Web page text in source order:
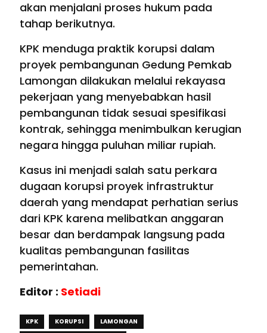
akan menjalani proses hukum pada
tahap berikutnya.
KPK menduga praktik korupsi dalam
proyek pembangunan Gedung Pemkab
Lamongan dilakukan melalui rekayasa
pekerjaan yang menyebabkan hasil
pembangunan tidak sesuai spesifikasi
kontrak, sehingga menimbulkan kerugian
negara hingga puluhan miliar rupiah.
Kasus ini menjadi salah satu perkara
dugaan korupsi proyek infrastruktur
daerah yang mendapat perhatian serius
dari KPK karena melibatkan anggaran
besar dan berdampak langsung pada
kualitas pembangunan fasilitas
pemerintahan.
Editor : Setiadi
KPK KORUPSI
LAMONGAN